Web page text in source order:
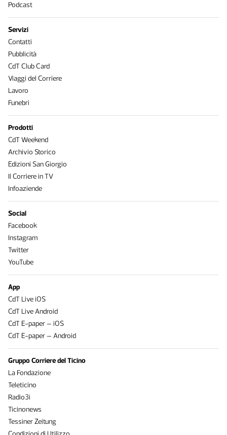
Podcast
Servizi
Contatti
Pubblicità
CdT Club Card
Viaggi del Corriere
Lavoro
Funebri
Prodotti
CdT Weekend
Archivio Storico
Edizioni San Giorgio
Il Corriere in TV
Infoaziende
Social
Facebook
Instagram
Twitter
YouTube
App
CdT Live iOS
CdT Live Android
CdT E-paper – iOS
CdT E-paper – Android
Gruppo Corriere del Ticino
La Fondazione
Teleticino
Radio3i
Ticinonews
Tessiner Zeitung